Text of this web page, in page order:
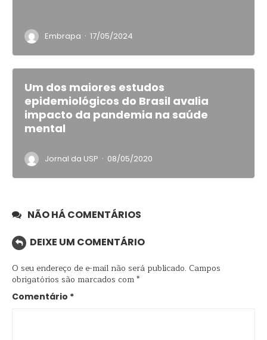
Embrapa · 17/05/2024
Um dos maiores estudos
epidemiológicos do Brasil avalia
impacto da pandemia na saúde
mental
Jornal da USP · 08/05/2020
NÃO HÁ COMENTÁRIOS
DEIXE UM COMENTÁRIO
O seu endereço de e-mail não será publicado. Campos
obrigatórios são marcados com*
Comentário *